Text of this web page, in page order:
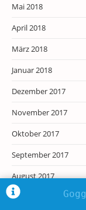
Mai 2018
April 2018
März 2018
Januar 2018
Dezember 2017
November 2017
Oktober 2017
September 2017
August 2017
Juli 2017